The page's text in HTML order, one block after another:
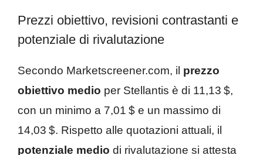
Prezzi obiettivo, revisioni contrastanti e
potenziale di rivalutazione
Secondo Marketscreener.com, il prezzo
obiettivo medio per Stellantis è di 11,13 $,
con un minimo a 7,01 $ e un massimo di
14,03 $. Rispetto alle quotazioni attuali, il
potenziale medio di rivalutazione si attesta